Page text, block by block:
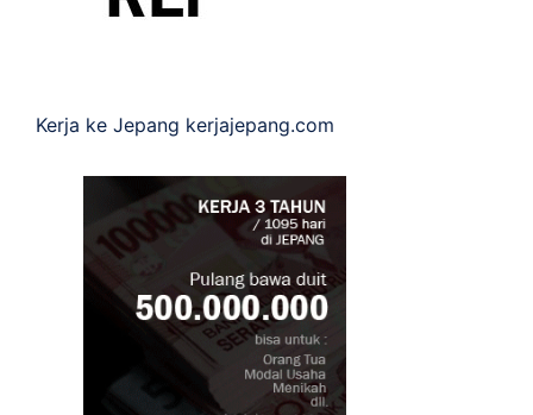
Kerja ke Jepang kerjajepang.com